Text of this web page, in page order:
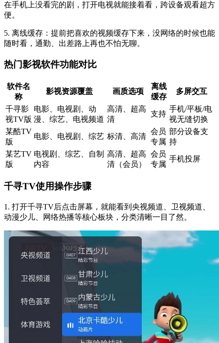
在手机上没看完的剧，打开电视就能接着看，跨设备观看超方
便。
5. 离线缓存：提前把喜欢的视频缓存下来，没网络的时候也能
随时看，通勤、出差路上再也不怕无聊。
热门影视软件功能对比
软件名
称
影视资源覆盖 画质选项
离线
缓存
多屏交互
千寻影
视TV版
电影、电视剧、动
漫、综艺、电视频道
高清、超高
清
支持
手机/平板/电
视无缝切换
某酷TV
版
电影、电视剧、综艺 标清、高清
会员
专属
部分设备支
持
某艺TV
版
电视剧、综艺、自制
内容
高清、超高
清（会员）
会员
专属
手机投屏
千寻TV使用操作步骤
1. 打开千寻TV后点击屏幕，就能看到央视频道、卫视频道、
动漫少儿、网络热播等核心板块，分类清晰一目了然。